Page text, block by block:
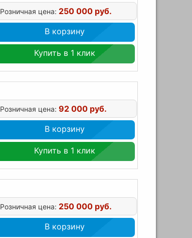
Розничная цена: 250 000 руб.
В корзину
Купить в 1 клик
Розничная цена: 92 000 руб.
В корзину
Купить в 1 клик
Розничная цена: 250 000 руб.
В корзину